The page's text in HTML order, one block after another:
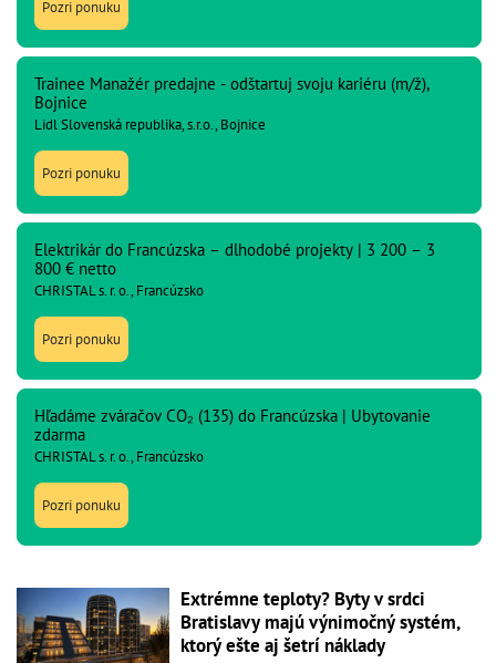
Pozri ponuku
Trainee Manažér predajne - odštartuj svoju kariéru (m/ž),
Bojnice
Lidl Slovenská republika, s.r.o., Bojnice
Pozri ponuku
Elektrikár do Francúzska – dlhodobé projekty | 3 200 – 3
800 € netto
CHRISTAL s. r. o., Francúzsko
Pozri ponuku
Hľadáme zváračov CO₂ (135) do Francúzska | Ubytovanie
zdarma
CHRISTAL s. r. o., Francúzsko
Pozri ponuku
Extrémne teploty? Byty v srdci
Bratislavy majú výnimočný systém,
ktorý ešte aj šetrí náklady